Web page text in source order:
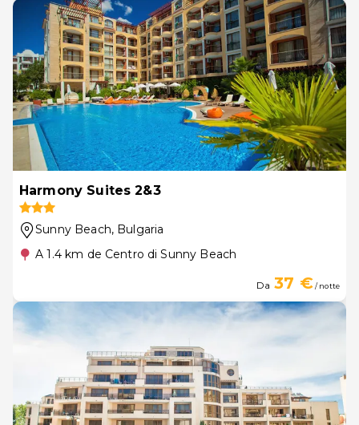
Harmony Suites 2&3
Sunny Beach, Bulgaria
A 1.4 km de Centro di Sunny Beach
Da 37 €/ notte